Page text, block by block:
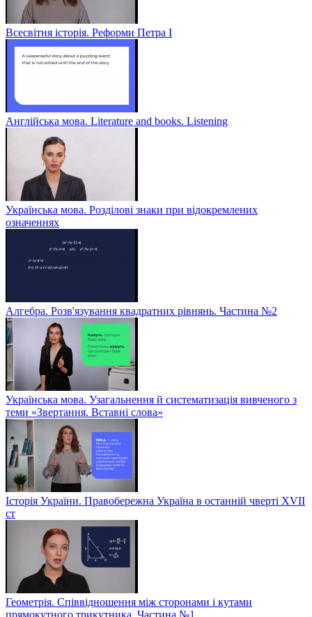
Всесвітня історія. Реформи Петра І
Англійська мова. Literature and books. Listening
Українська мова. Розділові знаки при відокремлених
означеннях
Алгебра. Розв'язування квадратних рівнянь. Частина №2
Українська мова. Узагальнення й систематизація вивченого з
теми «Звертання. Вставні слова»
Історія України. Правобережна Україна в останній чверті XVII
ст
Геометрія. Співвідношення між сторонами і кутами
прямокутного трикутника. Частина №1